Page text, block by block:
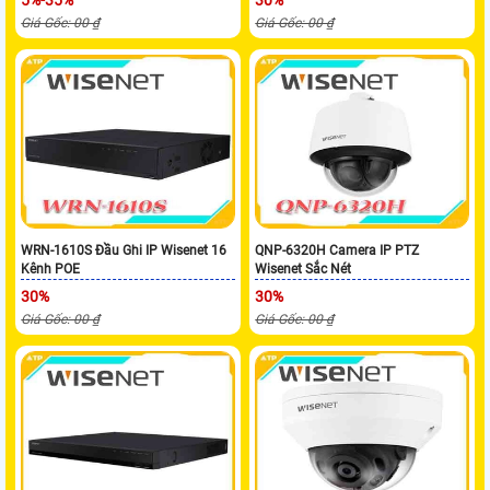
Giá Gốc: 00 ₫ Giá Gốc: 00 ₫
WRN-1610S Đầu Ghi IP Wisenet 16
Kênh POE
30%
Giá Gốc: 00 ₫
QNP-6320H Camera IP PTZ
Wisenet Sắc Nét
30%
Giá Gốc: 00 ₫